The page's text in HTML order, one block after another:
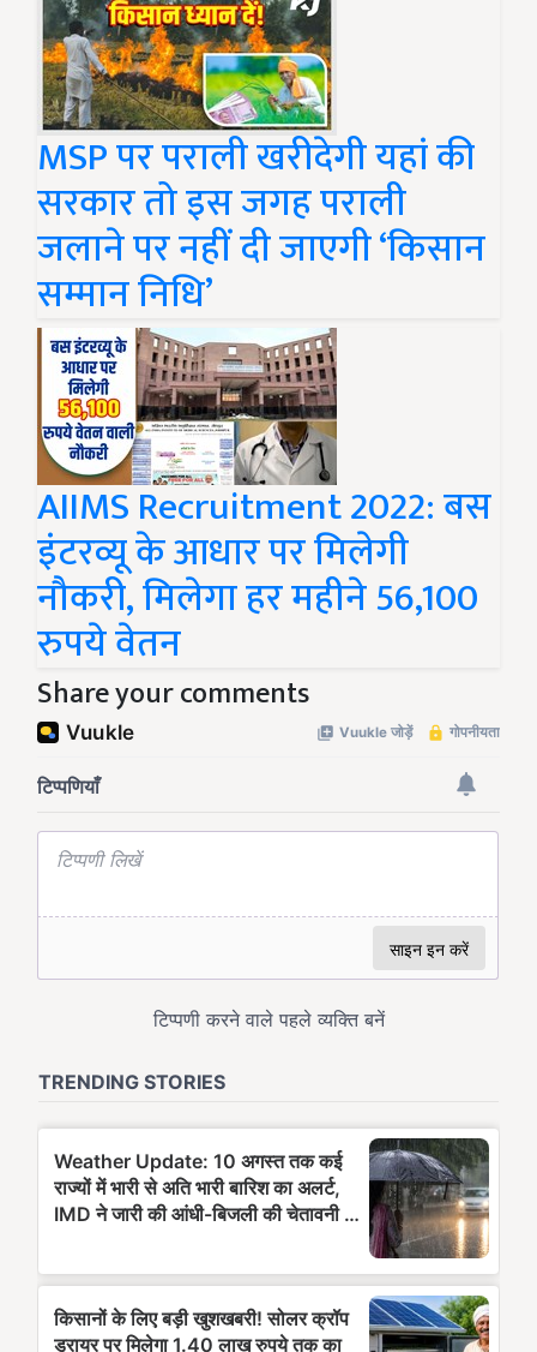
MSP पर पराली खरीदेगी यहां की
सरकार तो इस जगह पराली
जलाने पर नहीं दी जाएगी ‘किसान
सम्मान निधि’
AIIMS Recruitment 2022: बस
इंटरव्यू के आधार पर मिलेगी
नौकरी, मिलेगा हर महीने 56,100
रुपये वेतन
Share your comments